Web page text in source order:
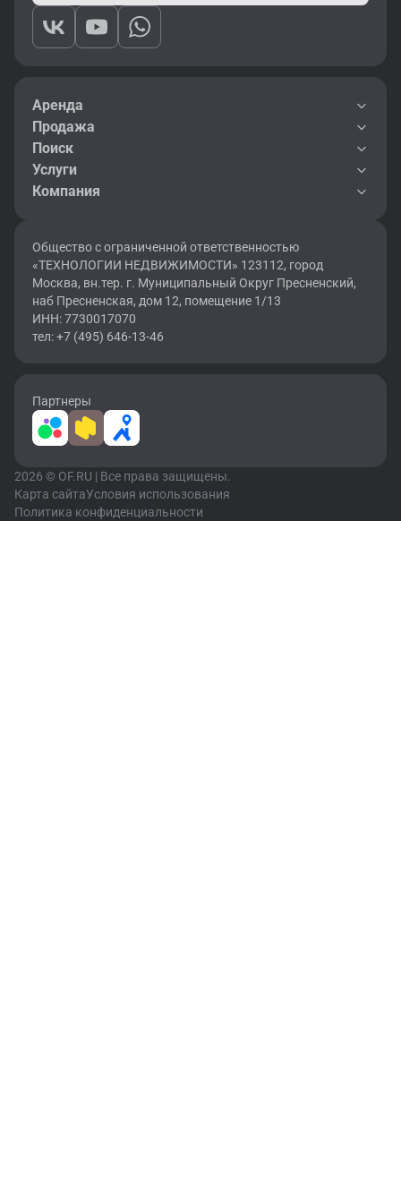
Аренда
Продажа
Поиск
Услуги
Компания
Общество с ограниченной ответственностью
«ТЕХНОЛОГИИ НЕДВИЖИМОСТИ» 123112, город
Москва, вн.тер. г. Муниципальный Округ Пресненский,
наб Пресненская, дом 12, помещение 1/13
ИНН: 7730017070
тел: +7 (495) 646-13-46
Партнеры
2026 © OF.RU | Все права защищены.
Карта сайтаУсловия использования
Политика конфиденциальности